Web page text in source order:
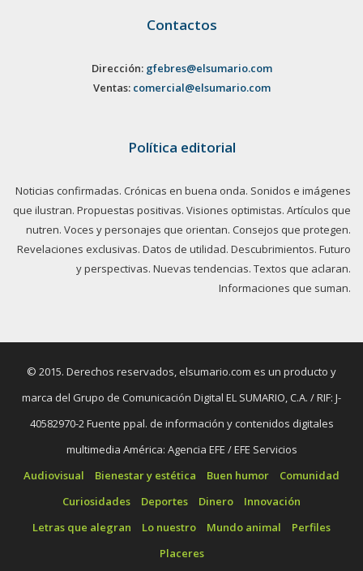
Contactos
Dirección: gfebres@elsumario.com
Ventas: comercial@elsumario.com
Política editorial
Noticias confirmadas. Crónicas en buena onda. Sonidos e imágenes
que ilustran. Propuestas positivas. Visiones optimistas. Artículos que
nutren. Voces y personajes que orientan. Consejos que protegen.
Revelaciones exclusivas. Datos de utilidad. Descubrimientos. Futuro
y perspectivas. Nuevas tendencias. Textos que aclaran.
Informaciones que suman.
© 2015. Derechos reservados, elsumario.com es un producto y
marca del Grupo de Comunicación Digital EL SUMARIO, C.A. / RIF: J-
40582970-2 Fuente ppal. de información y contenidos digitales
multimedia América: Agencia EFE / EFE Servicios
Audiovisual
Bienestar y estética Buen humor
Comunidad
Curiosidades
Deportes Dinero
Innovación
Letras que alegran
Lo nuestro Mundo animal
Perfiles
Placeres